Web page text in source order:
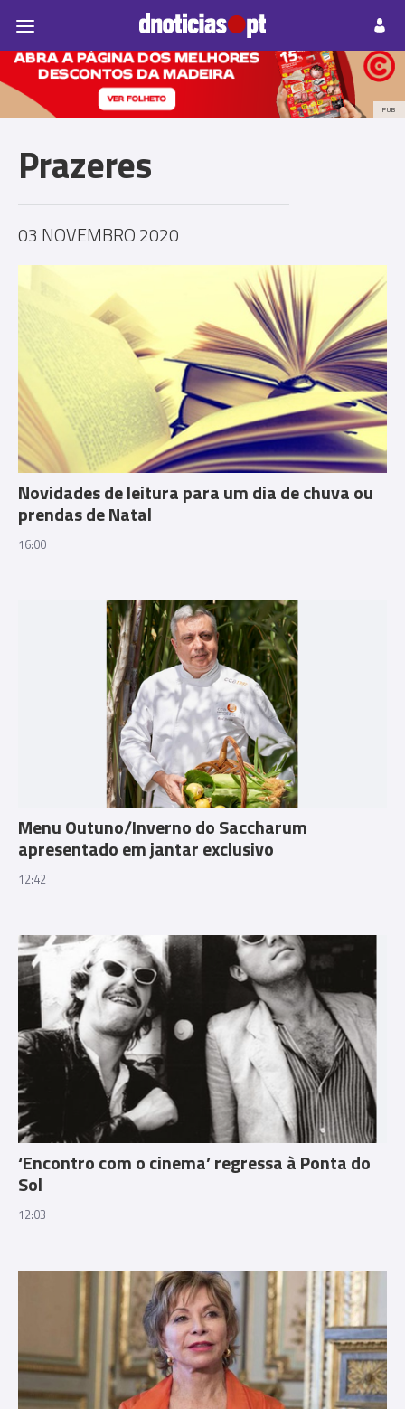
Prazeres Paisagens
PUB
Prazeres
03 NOVEMBRO 2020
Novidades de leitura para um dia de chuva ou
prendas de Natal
16:00
Menu Outuno/Inverno do Saccharum
apresentado em jantar exclusivo
12:42
‘Encontro com o cinema’ regressa à Ponta do
Sol
12:03